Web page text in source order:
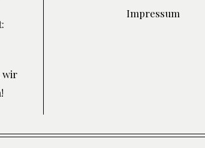
wir
Impressum